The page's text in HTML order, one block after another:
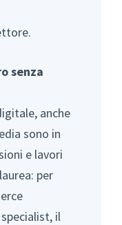
senza
anche
sono in
e lavori
per
il